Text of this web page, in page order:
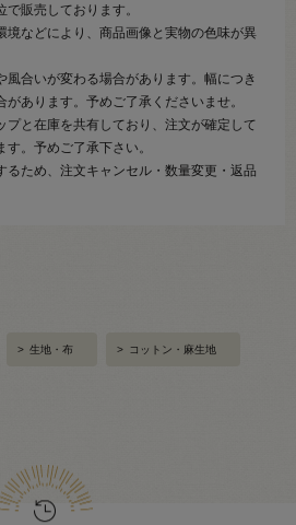
販売しております。
境などにより、商品画像と実物の色味が異
風合いが変わる場合があります。幅につき
あります。予めご了承くださいませ。
プと在庫を共有しており、注文が確定して
。予めご了承下さい。
るため、注文キャンセル・数量変更・返品
> 生地・布 > コットン・麻生地